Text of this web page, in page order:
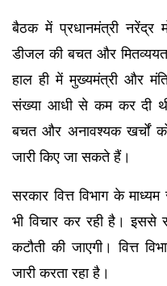
बैठक में प्रधानमंत्री नरेंद्र
डीजल की बचत और मितव्ययता
हाल ही में मुख्यमंत्री और
संख्या आधी से कम कर दी
बचत और अनावश्यक खर्चों
जारी किए जा सकते हैं।
सरकार वित्त विभाग के
भी विचार कर रही है। इससे
कटौती की जाएगी। वित्त
जारी करता रहा है।